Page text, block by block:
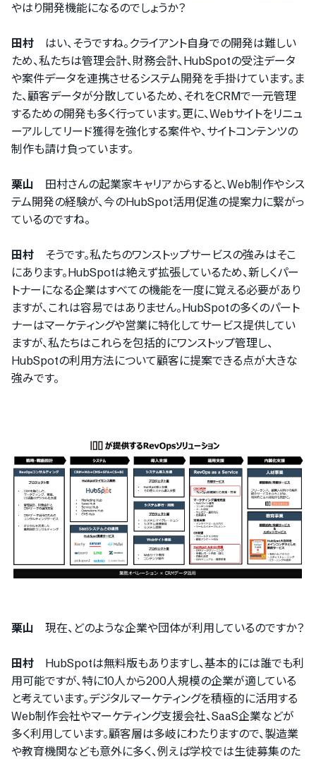
ログインするサービスの選択
『PRONIアイミツ』
をご利用の方
やはり開発機能になるのでしょうか？
田村 はい、そうですね。クライアント自身での開発は難しい
ため、私たちは管理会計、財務会計、HubSpotの受注データ
や案件データを連携させるシステム開発を手掛けています。ま
た、顧客データが分散しているため、それをCRMで一元管理
するための開発も多く行っています。更に、Webサイトをリニュ
ーアルしてリード獲得を強化する案件や、サイトコンテンツの
制作も請け負っています。
栗山 田村さんの起業家キャリアからすると、Web制作やシス
テム開発の経験が、今のHubSpot活用促進の提案力に繋がっ
ているのですね。
田村 そうです。私たちのワンストップサービスの強みはそこ
にあります。HubSpotは絶えず拡張しているため、新しくパー
トナーになる企業はすべての機能を一度に覚える必要があり
ますが、これは容易ではありません。HubSpotの多くのパート
ナーはマーケティングや営業に特化してサービス提供してい
ますが、私たちはこれらを包括的にワンストップ管理し、
HubSpotの利用方法について顧客に提案できる点が大きな
強みです。
栗山 現在、どのような企業や団体が利用しているのですか？
田村 HubSpotは無料版もありますし、基本的には誰でも利
用可能ですが、特に10人から200人規模の企業が適している
と考えています。デジタルマーケティングを積極的に活用する
Web制作会社やマーケティング支援会社、SaaS企業などが
多く利用しています。顧客層は多岐にわたりますので、製造業
や教育機関なども意外に多く、例えば学校では生徒募集のた